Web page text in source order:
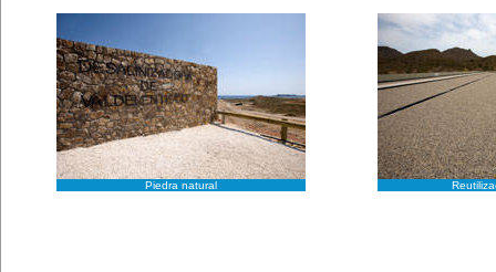
Piedra natural